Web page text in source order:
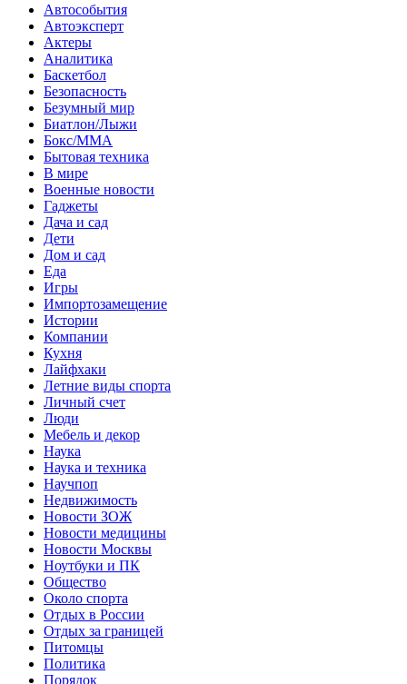
Автособытия
Автоэксперт
Актеры
Аналитика
Баскетбол
Безопасность
Безумный мир
Биатлон/Лыжи
Бокс/MMA
Бытовая техника
В мире
Военные новости
Гаджеты
Дача и сад
Дети
Дом и сад
Еда
Игры
Импортозамещение
Истории
Компании
Кухня
Лайфхаки
Летние виды спорта
Личный счет
Люди
Мебель и декор
Наука
Наука и техника
Научпоп
Недвижимость
Новости ЗОЖ
Новости медицины
Новости Москвы
Ноутбуки и ПК
Общество
Около спорта
Отдых в России
Отдых за границей
Питомцы
Политика
Порядок